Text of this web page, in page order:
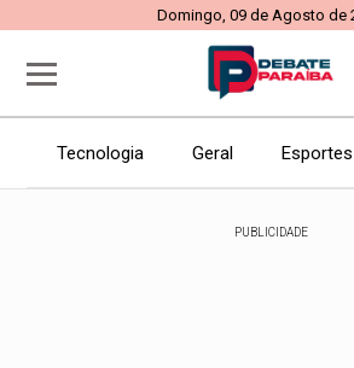
Domingo, 09 de Agosto de
Tecnologia Geral Esportes
PUBLICIDADE